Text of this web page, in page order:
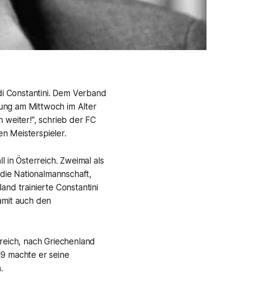
Dem Verband
am Mittwoch im Alter
weiter!", schrieb der FC
Meisterspieler.
Österreich. Zweimal als
Nationalmannschaft,
trainierte Constantini
auch den
nach Griechenland
machte er seine